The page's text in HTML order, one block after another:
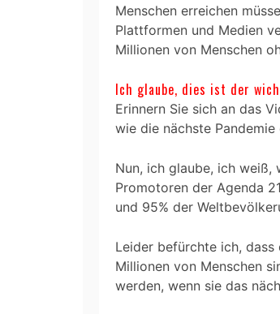
Menschen erreichen
Plattformen und Medien
Millionen von Menschen
Ich glaube, dies ist der
Erinnern Sie sich an das
wie die nächste
Nun, ich glaube, ich weiß,
Promotoren der Agenda
und 95% der
Leider befürchte ich,
Millionen von Menschen
werden, wenn sie das